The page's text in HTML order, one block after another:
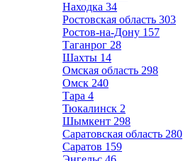
Находка 34
Ростовская область 303
Ростов-на-Дону 157
Таганрог 28
Шахты 14
Омская область 298
Омск 240
Тара 4
Тюкалинск 2
Шымкент 298
Саратовская область 280
Саратов 159